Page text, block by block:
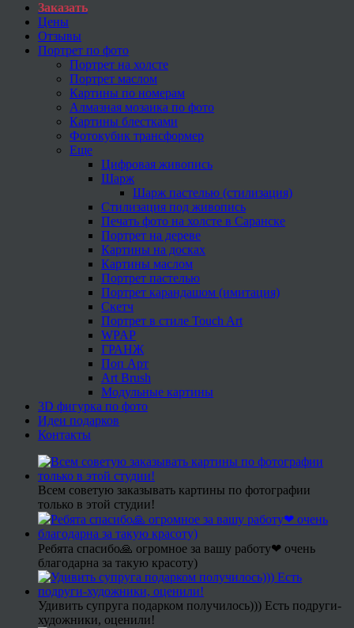
Заказать
Цены
Отзывы
Портрет по фото
Портрет на холсте
Портрет маслом
Картины по номерам
Алмазная мозаика по фото
Картины блестками
Фотокубик трансформер
Еще
Цифровая живопись
Шарж
Шарж пастелью (стилизация)
Стилизация под живопись
Печать фото на холсте в Саранске
Портрет на дереве
Картины на досках
Картины маслом
Портрет пастелью
Портрет карандашом (имитация)
Скетч
Портрет в стиле Touch Art
WPAP
ГРАНЖ
Поп Арт
Art Brush
Модульные картины
3D фигурка по фото
Идеи подарков
Контакты
Всем советую заказывать картины по фотографии
только в этой студии!
Ребята спасибо🙏 огромное за вашу работу❤ очень
благодарна за такую красоту)
Удивить супруга подарком получилось))) Есть подруги-
художники, оценили!